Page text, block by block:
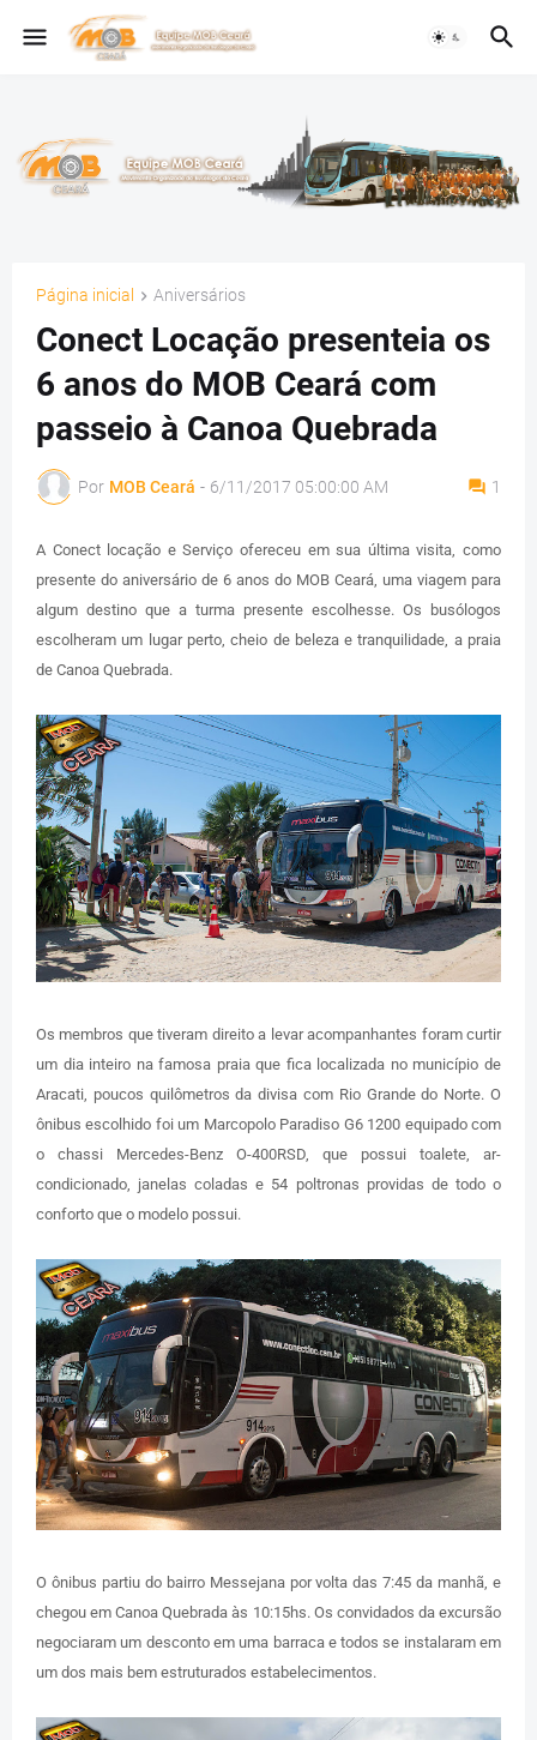
Página inicial Aniversários
Conect Locação presenteia os
6 anos do MOB Ceará com
passeio à Canoa Quebrada
Por MOB Ceará - 6/11/2017 05:00:00 AM 1
A Conect locação e Serviço ofereceu em sua última visita, como
presente do aniversário de 6 anos do MOB Ceará, uma viagem para
algum destino que a turma presente escolhesse. Os busólogos
escolheram um lugar perto, cheio de beleza e tranquilidade, a praia
de Canoa Quebrada.
Os membros que tiveram direito a levar acompanhantes foram curtir
um dia inteiro na famosa praia que fica localizada no município de
Aracati, poucos quilômetros da divisa com Rio Grande do Norte. O
ônibus escolhido foi um Marcopolo Paradiso G6 1200 equipado com
o chassi Mercedes-Benz O-400RSD, que possui toalete, ar-
condicionado, janelas coladas e 54 poltronas providas de todo o
conforto que o modelo possui.
O ônibus partiu do bairro Messejana por volta das 7:45 da manhã, e
chegou em Canoa Quebrada às 10:15hs. Os convidados da excursão
negociaram um desconto em uma barraca e todos se instalaram em
um dos mais bem estruturados estabelecimentos.